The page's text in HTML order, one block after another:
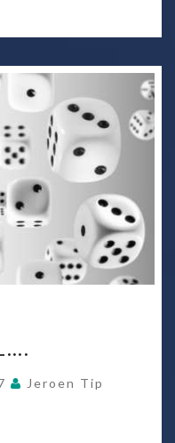
Jeroen Tip